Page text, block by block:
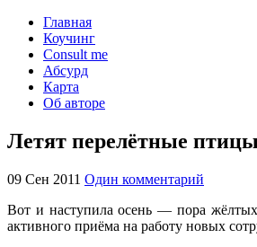
Главная
Коучинг
Consult me
Абсурд
Карта
Об авторе
Летят перелётные птицы
09 Сен 2011 Один комментарий
Вот и наступила осень — пора
активного приёма на работу новых